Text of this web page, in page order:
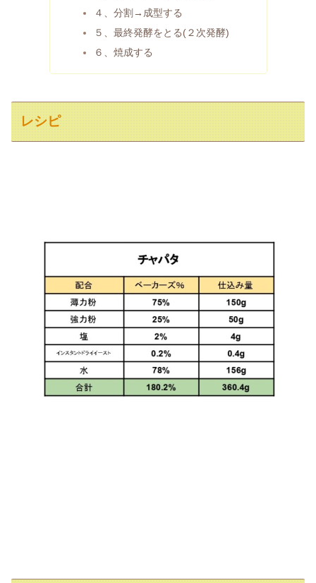
４、分割→成型する
５、最終発酵をとる(２次発酵)
６、焼成する
レシピ